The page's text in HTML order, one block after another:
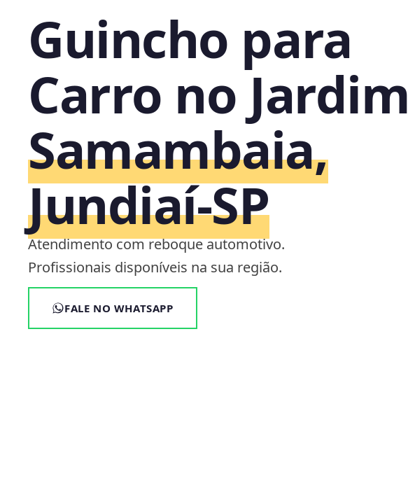
Guincho para
Carro no Jardim
Samambaia,
Jundiaí‑SP
Atendimento com reboque automotivo.
Profissionais disponíveis na sua região.
FALE NO WHATSAPP